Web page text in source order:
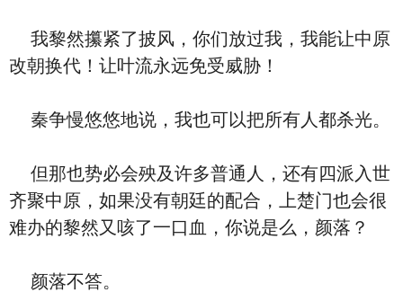
我黎然攥紧了披风，你们放过我，我能让中原
改朝换代！让叶流永远免受威胁！
秦争慢悠悠地说，我也可以把所有人都杀光。
但那也势必会殃及许多普通人，还有四派入世
齐聚中原，如果没有朝廷的配合，上楚门也会很
难办的黎然又咳了一口血，你说是么，颜落？
颜落不答。